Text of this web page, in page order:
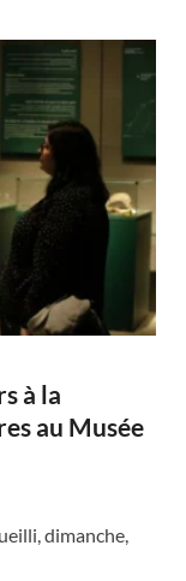
à la
au Musée
dimanche,